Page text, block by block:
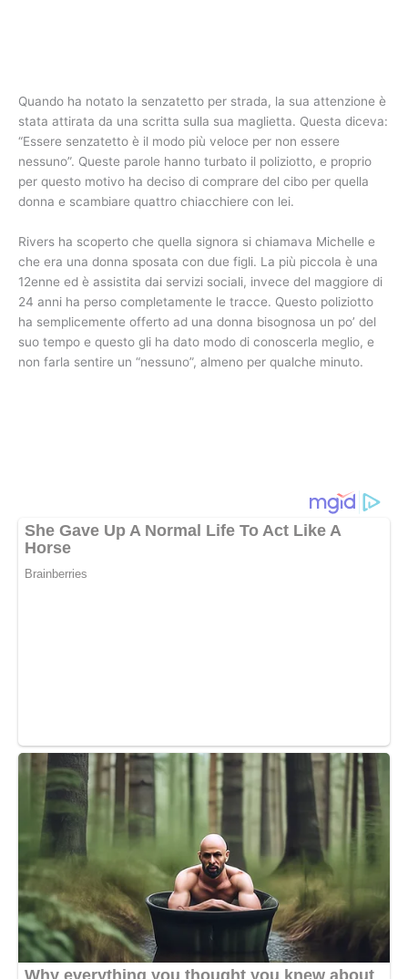
Quando ha notato la senzatetto per strada, la sua attenzione è
stata attirata da una scritta sulla sua maglietta. Questa diceva:
“Essere senzatetto è il modo più veloce per non essere
nessuno”. Queste parole hanno turbato il poliziotto, e proprio
per questo motivo ha deciso di comprare del cibo per quella
donna e scambiare quattro chiacchiere con lei.
Rivers ha scoperto che quella signora si chiamava Michelle e
che era una donna sposata con due figli. La più piccola è una
12enne ed è assistita dai servizi sociali, invece del maggiore di
24 anni ha perso completamente le tracce. Questo poliziotto
ha semplicemente offerto ad una donna bisognosa un po’ del
suo tempo e questo gli ha dato modo di conoscerla meglio, e
non farla sentire un “nessuno”, almeno per qualche minuto.